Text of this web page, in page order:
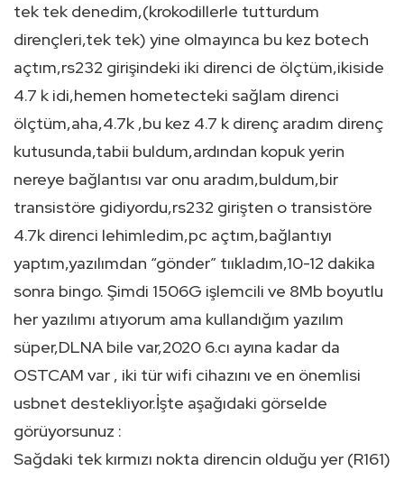
tek tek denedim,(krokodillerle tutturdum
dirençleri,tek tek) yine olmayınca bu kez botech
açtım,rs232 girişindeki iki direnci de ölçtüm,ikiside
4.7 k idi,hemen hometecteki sağlam direnci
ölçtüm,aha,4.7k ,bu kez 4.7 k direnç aradım direnç
kutusunda,tabii buldum,ardından kopuk yerin
nereye bağlantısı var onu aradım,buldum,bir
transistöre gidiyordu,rs232 girişten o transistöre
4.7k direnci lehimledim,pc açtım,bağlantıyı
yaptım,yazılımdan “gönder” tııkladım,10-12 dakika
sonra bingo. Şimdi 1506G işlemcili ve 8Mb boyutlu
her yazılımı atıyorum ama kullandığım yazılım
süper,DLNA bile var,2020 6.cı ayına kadar da
OSTCAM var , iki tür wifi cihazını ve en önemlisi
usbnet destekliyor.İşte aşağıdaki görselde
görüyorsunuz :
Sağdaki tek kırmızı nokta direncin olduğu yer (R161)